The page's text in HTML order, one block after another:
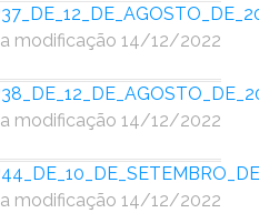
modificação 14/12/2022
modificação 14/12/2022
modificação 14/12/2022